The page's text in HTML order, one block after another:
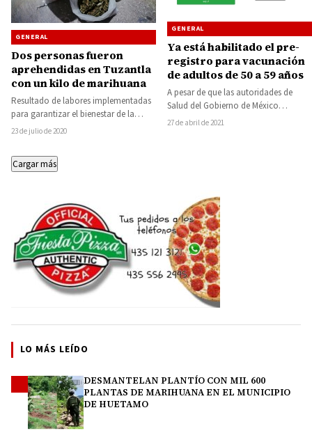
GENERAL
Dos personas fueron
aprehendidas en Tuzantla
con un kilo de marihuana
Resultado de labores implementadas
para garantizar el bienestar de la
sociedad, elementos de la Secretaría
23 de julio de 2020
GENERAL
Ya está habilitado el pre-
registro para vacunación
de adultos de 50 a 59 años
A pesar de que las autoridades de
Salud del Gobierno de México
informaron que hasta mañana se
27 de abril de 2021
Cargar más
LO MÁS LEÍDO
DESMANTELAN PLANTÍO CON MIL 600
PLANTAS DE MARIHUANA EN EL MUNICIPIO
DE HUETAMO